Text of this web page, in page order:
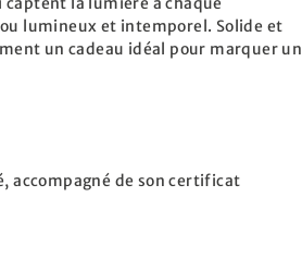
lumineux et intemporel. Solide et
un cadeau idéal pour marquer un
accompagné de son certificat